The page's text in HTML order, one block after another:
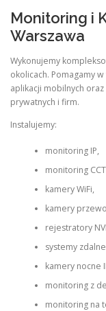
Monitoring i
Warszawa
Wykonujemy
okolicach. Pomagamy
aplikacji mobilnych
prywatnych i firm.
Instalujemy:
monitoring IP,
monitoring
kamery WiFi,
kamery
rejestratory
systemy
kamery nocne
monitoring z
monitoring na